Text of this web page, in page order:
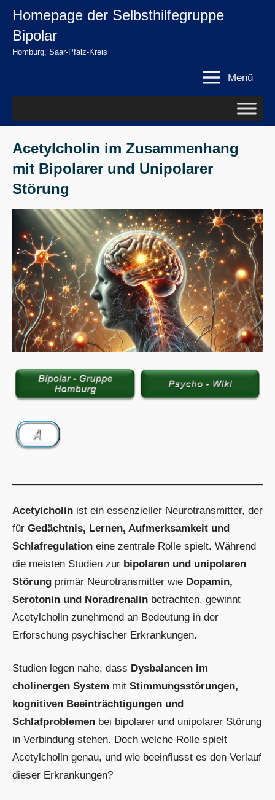
springen
Zum
springen
Homepage der Selbsthilfegruppe
Bipolar
Homburg, Saar-Pfalz-Kreis
Menü
Acetylcholin im Zusammenhang
mit Bipolarer und Unipolarer
Störung
Acetylcholin ist ein essenzieller Neurotransmitter, der
für Gedächtnis, Lernen, Aufmerksamkeit und
Schlafregulation eine zentrale Rolle spielt. Während
die meisten Studien zur bipolaren und unipolaren
Störung primär Neurotransmitter wie Dopamin,
Serotonin und Noradrenalin betrachten, gewinnt
Acetylcholin zunehmend an Bedeutung in der
Erforschung psychischer Erkrankungen.
Studien legen nahe, dass Dysbalancen im
cholinergen System mit Stimmungsstörungen,
kognitiven Beeinträchtigungen und
Schlafproblemen bei bipolarer und unipolarer Störung
in Verbindung stehen. Doch welche Rolle spielt
Acetylcholin genau, und wie beeinflusst es den Verlauf
dieser Erkrankungen?